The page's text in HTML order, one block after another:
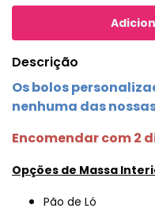
Descrição
Os bolos
nenhuma das
Encomendar com 2
Opções de Massa
Pão de Ló